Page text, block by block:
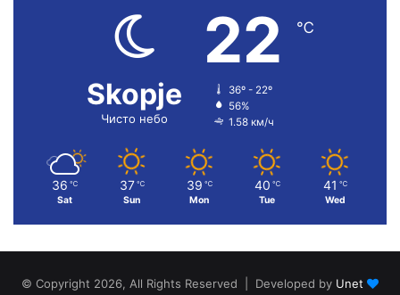
Skopje
Чисто небо
22 ℃
36º - 22º
56%
1.58 км/ч
36 ℃
Sat
37 ℃
Sun
39 ℃
Mon
40 ℃
Tue
41 ℃
Wed
© Copyright 2026, All Rights Reserved | Developed by Unet